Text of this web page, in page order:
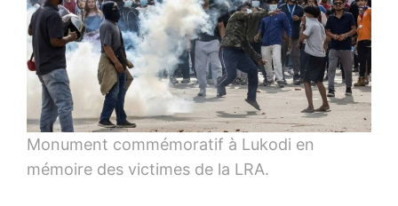
Monument commémoratif à Lukodi en
mémoire des victimes de la LRA.